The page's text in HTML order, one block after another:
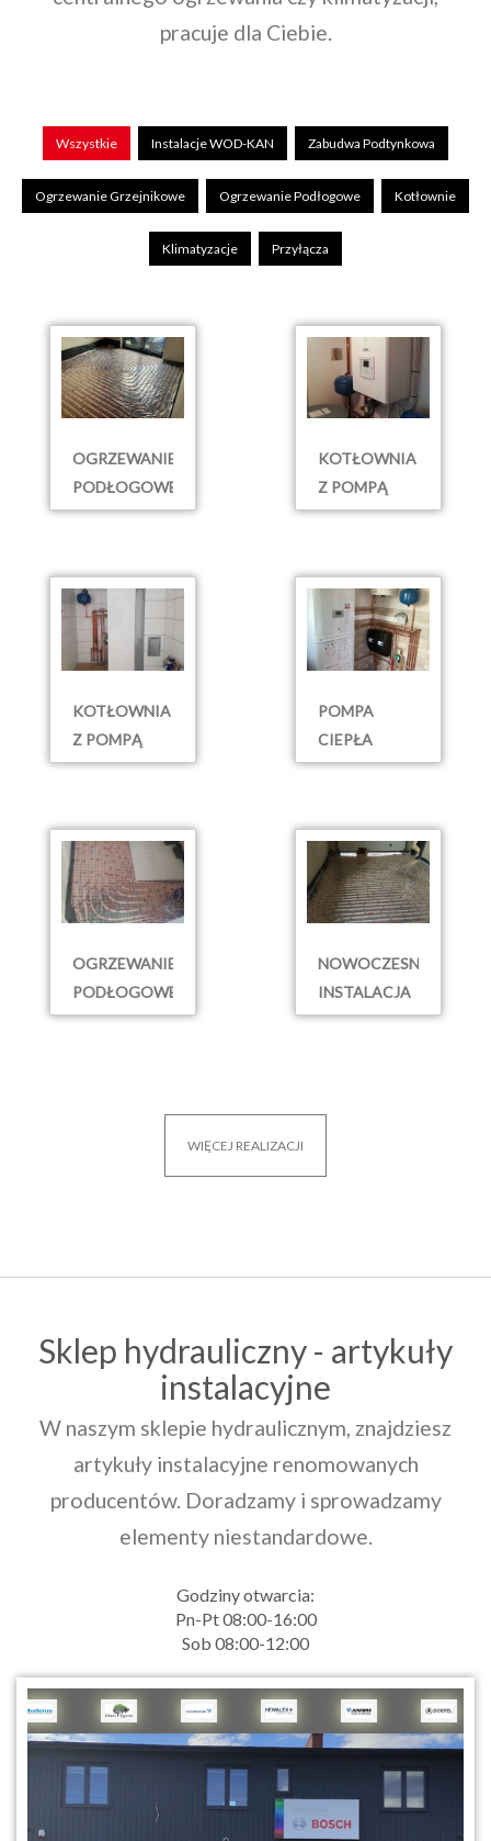
pracuje dla Ciebie.
Wszystkie Instalacje WOD-KAN Zabudwa Podtynkowa
Ogrzewanie Grzejnikowe Ogrzewanie Podłogowe Kotłownie
Klimatyzacje Przyłącza
OGRZEWANIE
PODŁOGOWE
PIŁA -
KOTŁOWNIA
Z POMPĄ
CIEPŁA
HITACHI
KOTŁOWNIA
Z POMPĄ
CIEPŁA
POMPA
CIEPŁA
POWIETRZNA
OGRZEWANIE
PODŁOGOWE-
ŚMIŁOWO
NOWOCZESNA
INSTALACJA
OGRZEWANIA
WIĘCEJ REALIZACJI
Sklep hydrauliczny - artykuły
instalacyjne
W naszym sklepie hydraulicznym, znajdziesz
artykuły instalacyjne renomowanych
producentów. Doradzamy i sprowadzamy
elementy niestandardowe.
Godziny otwarcia:
Pn-Pt 08:00-16:00
Sob 08:00-12:00